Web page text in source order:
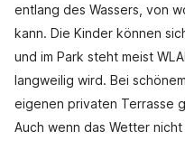
entlang des Wassers, von
kann. Die Kinder können
und im Park steht meist
langweilig wird. Bei
eigenen privaten Terrasse
Auch wenn das Wetter